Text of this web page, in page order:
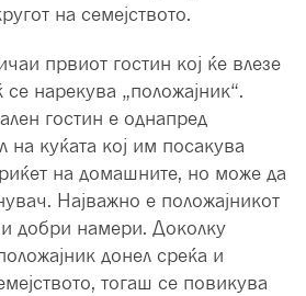
на семејството.
првиот гостин кој ќе влезе
нарекува „положајник“.
гостин е однапред
на куќата кој им посакува
на домашните, но може да
Најважно е положајникот
добри намери. Доколку
донел среќа и
тогаш се повикува